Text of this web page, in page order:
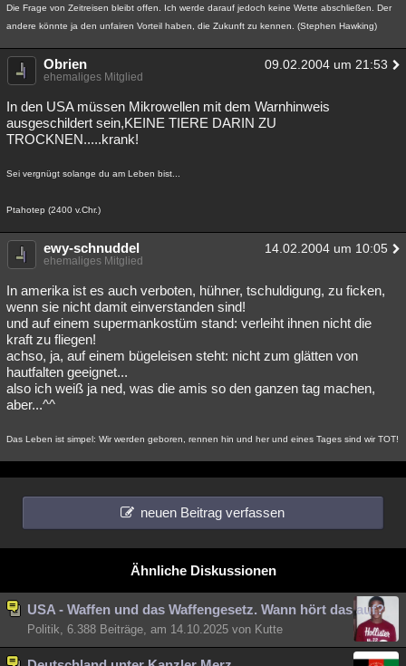
Die Frage von Zeitreisen bleibt offen. Ich werde darauf jedoch keine Wette abschließen. Der
andere könnte ja den unfairen Vorteil haben, die Zukunft zu kennen. (Stephen Hawking)
Obrien 09.02.2004 um 21:53
ehemaliges Mitglied
In den USA müssen Mikrowellen mit dem Warnhinweis
ausgeschildert sein,KEINE TIERE DARIN ZU
TROCKNEN.....krank!
Sei vergnügt solange du am Leben bist...
Ptahotep (2400 v.Chr.)
ewy-schnuddel 14.02.2004 um 10:05
ehemaliges Mitglied
In amerika ist es auch verboten, hühner, tschuldigung, zu ficken,
wenn sie nicht damit einverstanden sind!
und auf einem supermankostüm stand: verleiht ihnen nicht die
kraft zu fliegen!
achso, ja, auf einem bügeleisen steht: nicht zum glätten von
hautfalten geeignet...
also ich weiß ja ned, was die amis so den ganzen tag machen,
aber...^^
Das Leben ist simpel: Wir werden geboren, rennen hin und her und eines Tages sind wir TOT!
neuen Beitrag verfassen
Ähnliche Diskussionen
USA - Waffen und das Waffengesetz. Wann hört das auf?
Politik, 6.388 Beiträge, am 14.10.2025 von Kutte